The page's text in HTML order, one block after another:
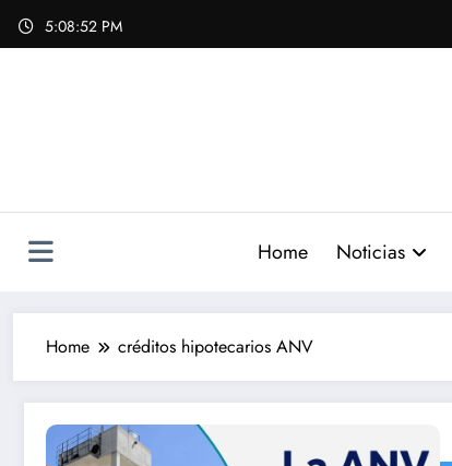
Skip
5:08:53 PM
Home Noticias
Home créditos hipotecarios ANV